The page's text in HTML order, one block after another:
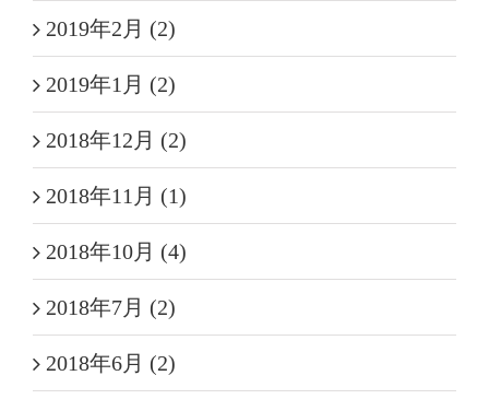
2019年2月 (2)
2019年1月 (2)
2018年12月 (2)
2018年11月 (1)
2018年10月 (4)
2018年7月 (2)
2018年6月 (2)